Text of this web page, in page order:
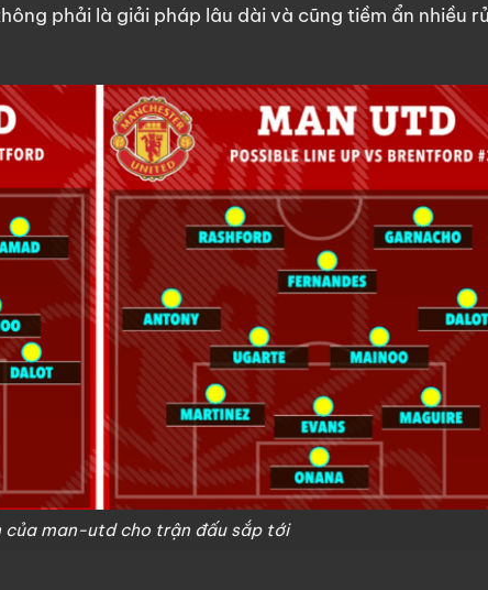
phải là giải pháp lâu dài và cũng tiềm ẩn nhiều
của man-utd cho trận đấu sắp tới